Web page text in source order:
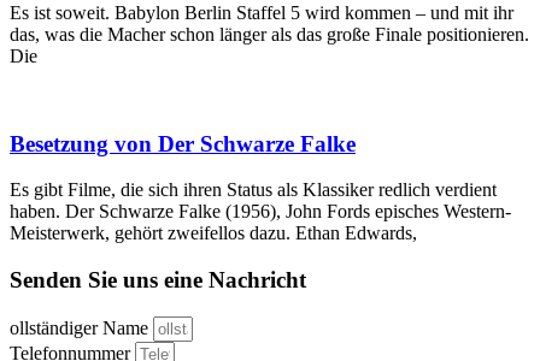
Es ist soweit. Babylon Berlin Staffel 5 wird kommen – und mit ihr
das, was die Macher schon länger als das große Finale positionieren.
Die
Besetzung von Der Schwarze Falke
Es gibt Filme, die sich ihren Status als Klassiker redlich verdient
haben. Der Schwarze Falke (1956), John Fords episches Western-
Meisterwerk, gehört zweifellos dazu. Ethan Edwards,
Senden Sie uns eine Nachricht
ollständiger Name
Telefonnummer